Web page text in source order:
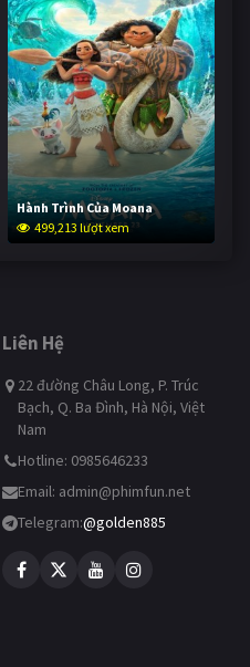
Hành Trình Của Moana
499,213 lượt xem
Liên Hệ
22 đường Châu Long, P. Trúc
Bạch, Q. Ba Đình, Hà Nội, Việt
Nam
Hotline: 0985646233
Email: admin@phimfun.net
Telegram:@golden885